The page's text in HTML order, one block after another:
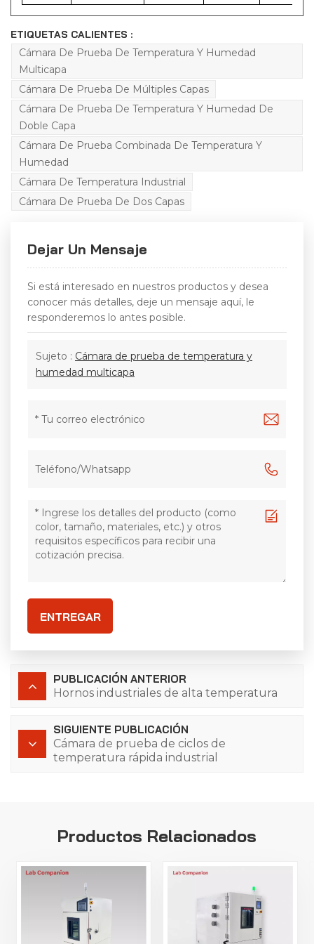
ETIQUETAS CALIENTES :
Cámara De Prueba De Temperatura Y Humedad
Multicapa
Cámara De Prueba De Múltiples Capas
Cámara De Prueba De Temperatura Y Humedad De
Doble Capa
Cámara De Prueba Combinada De Temperatura Y
Humedad
Cámara De Temperatura Industrial
Cámara De Prueba De Dos Capas
Dejar Un Mensaje
Si está interesado en nuestros productos y desea
conocer más detalles, deje un mensaje aquí, le
responderemos lo antes posible.
Sujeto : Cámara de prueba de temperatura y
humedad multicapa
ENTREGAR
PUBLICACIÓN ANTERIOR
Hornos industriales de alta temperatura
SIGUIENTE PUBLICACIÓN
Cámara de prueba de ciclos de
temperatura rápida industrial
Productos Relacionados